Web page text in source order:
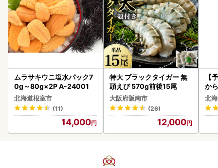
ムラサキウニ塩水パック7
0g～80g×2P A-24001
北海道根室市
(11)
14,000
特大 ブラックタイガー 無
頭えび 570g前後15尾
大阪府阪南市
(26)
12,000
【
か
ら
g (
)【
北